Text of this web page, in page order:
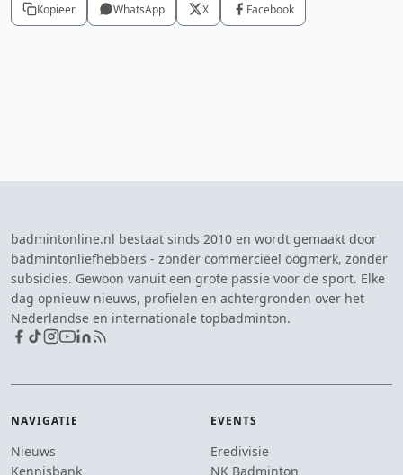
Kopieer WhatsApp X Facebook
badmintonline.nl bestaat sinds 2010 en wordt gemaakt door
badmintonliefhebbers - zonder commercieel oogmerk, zonder
subsidies. Gewoon vanuit een grote passie voor de sport. Elke
dag opnieuw nieuws, profielen en achtergronden over het
Nederlandse en internationale topbadminton.
NAVIGATIE
Nieuws
Kennisbank
EVENTS
Eredivisie
NK Badminton